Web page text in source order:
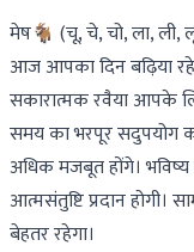
मेष🐐 (चू, चे, चो, ला, ली,
आज आपका दिन बढ़िया
सकारात्मक रवैया आपके
समय का भरपूर सदुपयोग
अधिक मजबूत होंगे।
आत्मसंतुष्टि प्रदान होगी।
बेहतर रहेगा।